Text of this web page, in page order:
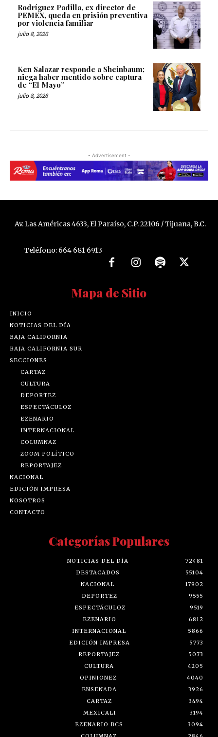
Rodríguez Padilla, ex director de
PEMEX, queda en prisión preventiva
por violencia familiar
julio 8, 2026
Ken Salazar responde a Sheinbaum;
niega haber mentido sobre captura
de “El Mayo”
julio 8, 2026
- Advertisement -
Av. Las Américas 4633, El Paraíso, C.P. 22106 / Tijuana, B.C.
Teléfono: 664 681 6913
Mapa de Sitio
INICIO
NOTICIAS DEL DÍA
BAJA CALIFORNIA
BAJA CALIFORNIA SUR
SECCIONES
CARTAZ
CULTURA
DEPORTEZ
ESPECTÁCULOZ
EZENARIO
INTERNACIONAL
COLUMNAZ
ZOOM POLÍTICO
REPORTAJEZ
NACIONAL
EDICIÓN IMPRESA
NOSOTROS
CONTACTO
Categorías Populares
NOTICIAS DEL DÍA
72481
DESTACADOS
55104
NACIONAL
17902
DEPORTEZ
9555
ESPECTÁCULOZ
9519
EZENARIO
6812
INTERNACIONAL
5866
EDICIÓN IMPRESA
5773
REPORTAJEZ
5073
CULTURA
4205
OPINIONEZ
4040
ENSENADA
3926
CARTAZ
3494
MEXICALI
3194
EZENARIO BCS
3094